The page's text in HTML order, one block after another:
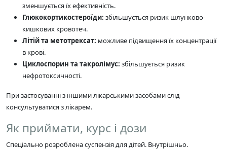
зменшується їх ефективність.
Глюкокортикостероїди: збільшується ризик шлунково-
кишкових кровотеч.
Літій та метотрексат: можливе підвищення їх концентрації
в крові.
Циклоспорин та такролімус: збільшується ризик
нефротоксичності.
При застосуванні з іншими лікарськими засобами слід
консультуватися з лікарем.
Як приймати, курс і дози
Спеціально розроблена суспензія для дітей. Внутрішньо.